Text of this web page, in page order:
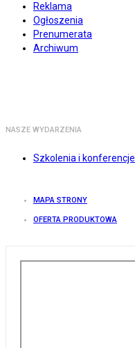
Reklama
Ogłoszenia
Prenumerata
Archiwum
NASZE WYDARZENIA
Szkolenia i konferencje
MAPA STRONY
OFERTA PRODUKTOWA